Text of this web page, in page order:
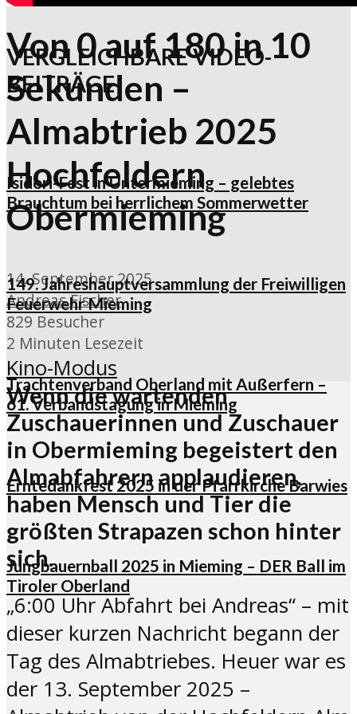
VERGLEICHBARE VIDEO-
BEITRÄGE
Isidori-Fest in Untermieming – gelebtes
Brauchtum bei herrlichem Sommerwetter
149. Jahreshauptversammlung der Freiwilligen
Feuerwehr Mieming
Trachtenverband Oberland mit Außerfern –
61. Verbandstagung in Mieming
Erntedankfest 2025 in der Pfarrkirche Barwies
Jungbauernball 2025 in Mieming – DER Ball im
Tiroler Oberland
Von 0 auf 180 in 10
Sekunden –
Almabtrieb 2025
Hochfeldern
Obermieming
14. September 2025
Andreas Fischer
829 Besucher
2 Minuten Lesezeit
Kino-Modus
Wenn die wartenden
Zuschauerinnen und Zuschauer
in Obermieming begeistert den
Almabfahrern applaudieren,
haben Mensch und Tier die
größten Strapazen schon hinter
sich.
„6:00 Uhr Abfahrt bei Andreas“ – mit
dieser kurzen Nachricht begann der
Tag des Almabtriebes. Heuer war es
der 13. September 2025 –